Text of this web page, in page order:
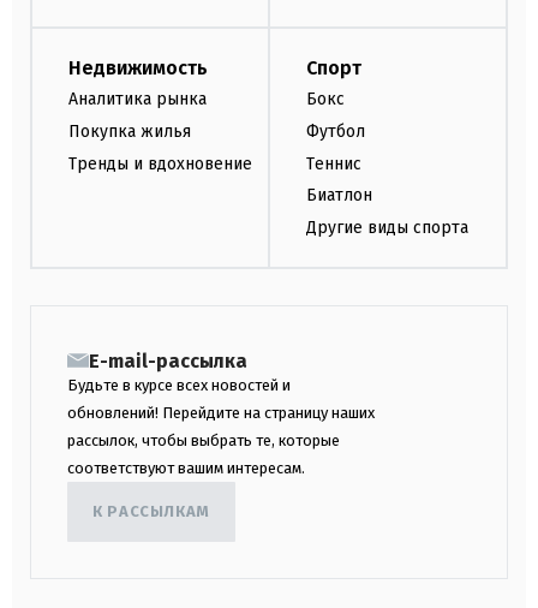
Недвижимость
Аналитика рынка
Покупка жилья
Тренды и вдохновение
Спорт
Бокс
Футбол
Теннис
Биатлон
Другие виды спорта
E-mail-рассылка
Будьте в курсе всех новостей и
обновлений! Перейдите на страницу наших
рассылок, чтобы выбрать те, которые
соответствуют вашим интересам.
К РАССЫЛКАМ